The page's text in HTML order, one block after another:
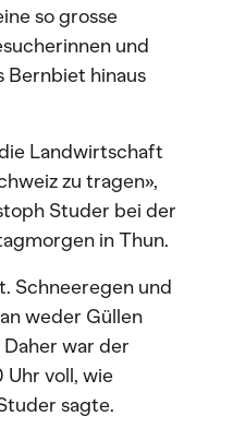
so grosse
und
Bernbiet hinaus
Landwirtschaft
zu tragen»,
Studer bei der
in Thun.
Schneeregen und
weder Güllen
war der
Uhr voll, wie
sagte.